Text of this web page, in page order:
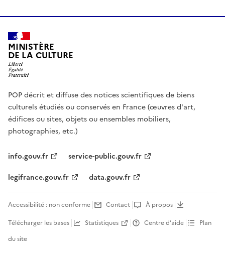
MINISTÈRE
DE LA CULTURE
POP décrit et diffuse des notices scientifiques de biens
culturels étudiés ou conservés en France (œuvres d'art,
édifices ou sites, objets ou ensembles mobiliers,
photographies, etc.)
info.gouv.fr
service-public.gouv.fr
legifrance.gouv.fr
data.gouv.fr
Accessibilité : non conforme Contact
À propos
Télécharger les bases
Statistiques Centre d’aide
Plan
du site